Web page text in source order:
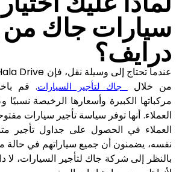
سيارات جاك من
درايف؟
من خلال
جاك لتأجير السيارات. قم
مركباتها الكبيرة وأسعارها الرخيصة نسبيًا
العملاء. أنها توفر سياسة تأجير سيارات
العملاء في الحصول على جداول تأجير
نفسه، يضمنون أن جميع سياراتهم في حالة
بالنظر إلى شركة جاك لتأجير السيارات، لا